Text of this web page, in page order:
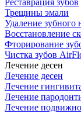
Реставрация зубов
Трещины эмали
Удаление зубного
Восстановление
Фторирование
Чистка зубов
Лечение десен
Лечение десен
Лечение
Лечение
Лечение